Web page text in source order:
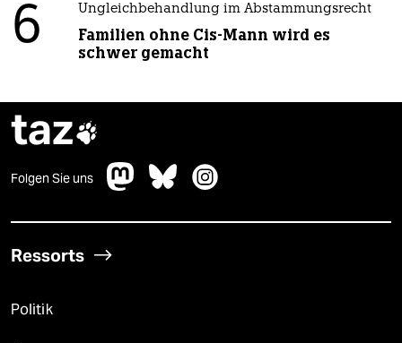
6 Ungleichbehandlung im Abstammungsrecht
Familien ohne Cis-Mann wird es
schwer gemacht
taz
Folgen Sie uns
Ressorts
Politik